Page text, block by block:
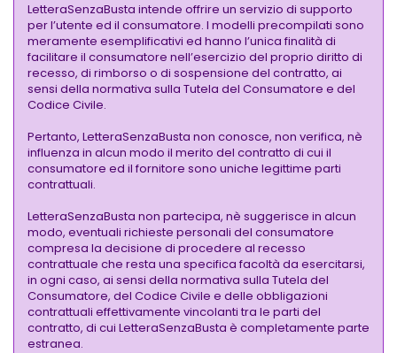
LetteraSenzaBusta intende offrire un servizio di supporto
per l’utente ed il consumatore. I modelli precompilati sono
meramente esemplificativi ed hanno l’unica finalità di
facilitare il consumatore nell’esercizio del proprio diritto di
recesso, di rimborso o di sospensione del contratto, ai
sensi della normativa sulla Tutela del Consumatore e del
Codice Civile.
Pertanto, LetteraSenzaBusta non conosce, non verifica, nè
influenza in alcun modo il merito del contratto di cui il
consumatore ed il fornitore sono uniche legittime parti
contrattuali.
LetteraSenzaBusta non partecipa, nè suggerisce in alcun
modo, eventuali richieste personali del consumatore
compresa la decisione di procedere al recesso
contrattuale che resta una specifica facoltà da esercitarsi,
in ogni caso, ai sensi della normativa sulla Tutela del
Consumatore, del Codice Civile e delle obbligazioni
contrattuali effettivamente vincolanti tra le parti del
contratto, di cui LetteraSenzaBusta è completamente parte
estranea.